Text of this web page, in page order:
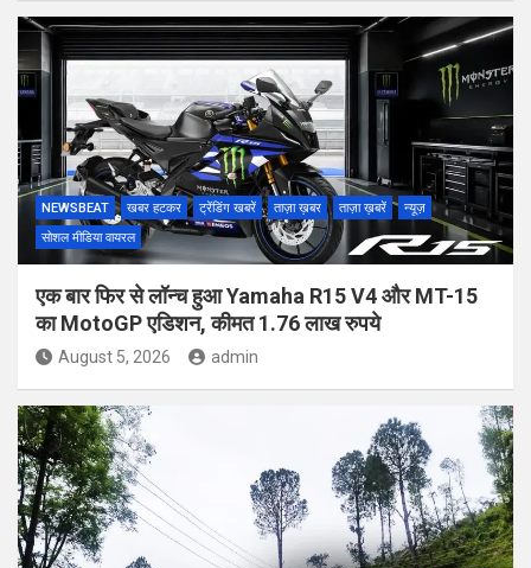
NEWSBEAT खबर हटकर ट्रेंडिंग खबरें ताज़ा ख़बर ताज़ा ख़बरें
न्यूज़
सोशल मीडिया वायरल
एक बार फिर से लॉन्च हुआ Yamaha R15 V4 और MT-15
का MotoGP एडिशन, कीमत 1.76 लाख रुपये
August 5, 2026 admin